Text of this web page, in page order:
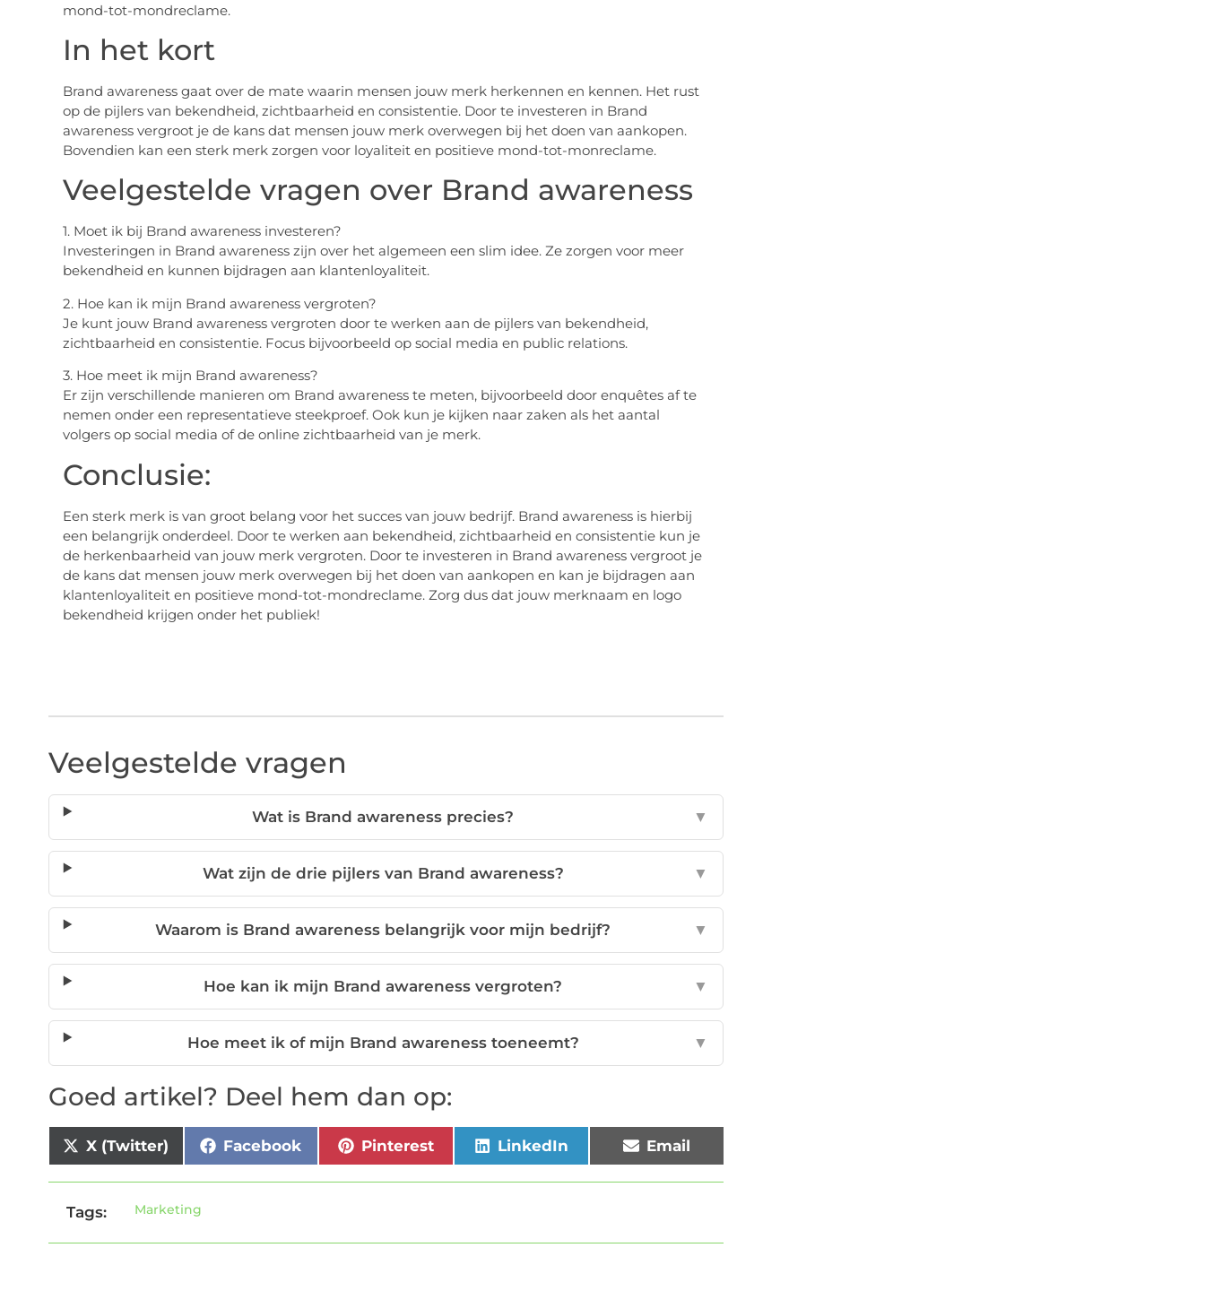
mond-tot-mondreclame.
In het kort
Brand awareness gaat over de mate waarin mensen jouw merk herkennen en kennen. Het rust
op de pijlers van bekendheid, zichtbaarheid en consistentie. Door te investeren in Brand
awareness vergroot je de kans dat mensen jouw merk overwegen bij het doen van aankopen.
Bovendien kan een sterk merk zorgen voor loyaliteit en positieve mond-tot-monreclame.
Veelgestelde vragen over Brand awareness
1. Moet ik bij Brand awareness investeren?
Investeringen in Brand awareness zijn over het algemeen een slim idee. Ze zorgen voor meer
bekendheid en kunnen bijdragen aan klantenloyaliteit.
2. Hoe kan ik mijn Brand awareness vergroten?
Je kunt jouw Brand awareness vergroten door te werken aan de pijlers van bekendheid,
zichtbaarheid en consistentie. Focus bijvoorbeeld op social media en public relations.
3. Hoe meet ik mijn Brand awareness?
Er zijn verschillende manieren om Brand awareness te meten, bijvoorbeeld door enquêtes af te
nemen onder een representatieve steekproef. Ook kun je kijken naar zaken als het aantal
volgers op social media of de online zichtbaarheid van je merk.
Conclusie:
Een sterk merk is van groot belang voor het succes van jouw bedrijf. Brand awareness is hierbij
een belangrijk onderdeel. Door te werken aan bekendheid, zichtbaarheid en consistentie kun je
de herkenbaarheid van jouw merk vergroten. Door te investeren in Brand awareness vergroot je
de kans dat mensen jouw merk overwegen bij het doen van aankopen en kan je bijdragen aan
klantenloyaliteit en positieve mond-tot-mondreclame. Zorg dus dat jouw merknaam en logo
bekendheid krijgen onder het publiek!
Veelgestelde vragen
Wat is Brand awareness precies? ▼
Wat zijn de drie pijlers van Brand awareness? ▼
Waarom is Brand awareness belangrijk voor mijn bedrijf? ▼
Hoe kan ik mijn Brand awareness vergroten? ▼
Hoe meet ik of mijn Brand awareness toeneemt? ▼
Goed artikel? Deel hem dan op:
X (Twitter) Facebook Pinterest LinkedIn Email
Tags: Marketing